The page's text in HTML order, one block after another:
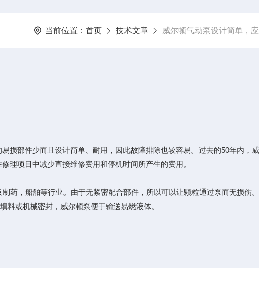
当前位置： 首页 技术文章 威尔顿气动泵设计简单，
损部件少而且设计简单、耐用，因此故障排除也较容易。过去的50年内，
理项目中减少直接维修费用和停机时间所产生的费用。
药，船舶等行业。由于无紧密配合部件，所以可以让颗粒通过泵而无损伤
或机械密封，威尔顿泵便于输送易燃液体。